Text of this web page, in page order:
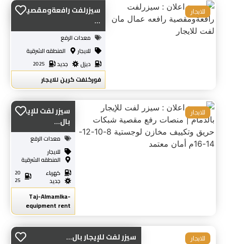
سيزرلفت رافعةومقصية
...
معدات الرفع
للايجار
المنطقه الشرقية
ديزل
جديد 2025
فوركلفت كرين للايجار
للايجار
سيزر لفت للإيجار
بال...
معدات الرفع
للايجار
المنطقه الشرقية
كهرباء
جديد
20
25
Taj-Almamlka-
equipment rent
للايجار
سيزر لفت للإيجار بال... للايجار